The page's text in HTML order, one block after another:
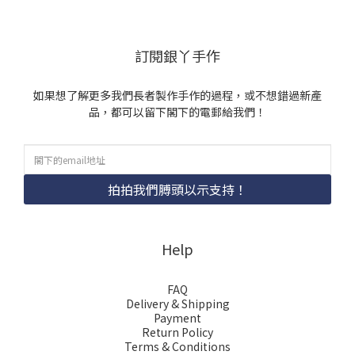
訂閱銀丫手作
如果想了解更多我們長者製作手作的過程，或不想錯過新產
品，都可以留下閣下的電郵給我們！
拍拍我們膊頭以示支持！
Help
FAQ
Delivery & Shipping
Payment
Return Policy
Terms & Conditions